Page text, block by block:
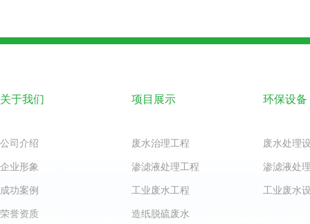
关于我们
公司介绍
企业形象
成功案例
荣誉资质
项目展示
废水治理工程
渗滤液处理工程
工业废水工程
造纸脱硫废水
环保设备
废水处理
渗滤液处
工业废水